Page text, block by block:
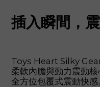
插入瞬間，
Toys Heart Silky
柔軟內膽與動力震動
全方位包覆式震動快感